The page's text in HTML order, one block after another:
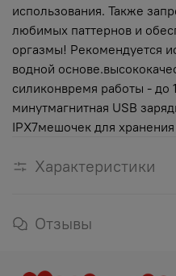
использования. Также
любимых паттернов и
оргазмы! Рекомендуется
водной
силиконвремя работы - до
минутмагнитная USB
IPX7мешочек для
Характеристики
Отзывы